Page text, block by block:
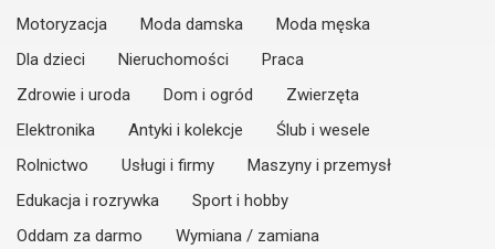
Motoryzacja Moda damska
Moda męska
Dla dzieci
Nieruchomości
Praca
Zdrowie i uroda
Dom i ogród
Zwierzęta
Elektronika
Antyki i kolekcje
Ślub i wesele
Rolnictwo
Usługi i firmy
Maszyny i przemysł
Edukacja i rozrywka
Sport i hobby
Oddam za darmo
Wymiana / zamiana